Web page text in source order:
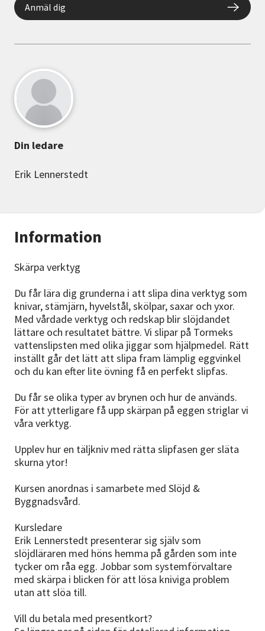
Information
Skärpa verktyg
Du får lära dig grunderna i att slipa dina verktyg som
knivar, stämjärn, hyvelstål, skölpar, saxar och yxor.
Med vårdade verktyg och redskap blir slöjdandet
lättare och resultatet bättre. Vi slipar på Tormeks
vattenslipsten med olika jiggar som hjälpmedel. Rätt
inställt går det lätt att slipa fram lämplig eggvinkel
och du kan efter lite övning få en perfekt slipfas.
Du får se olika typer av brynen och hur de används.
För att ytterligare få upp skärpan på eggen striglar vi
våra verktyg.
Upplev hur en täljkniv med rätta slipfasen ger släta
skurna ytor!
Kursen anordnas i samarbete med Slöjd &
Byggnadsvård.
Kursledare
Erik Lennerstedt presenterar sig själv som
slöjdläraren med höns hemma på gården som inte
tycker om råa egg. Jobbar som systemförvaltare
med skärpa i blicken för att lösa kniviga problem
utan att slöa till.
Vill du betala med presentkort?
Anmäl dig
Din ledare
Erik Lennerstedt